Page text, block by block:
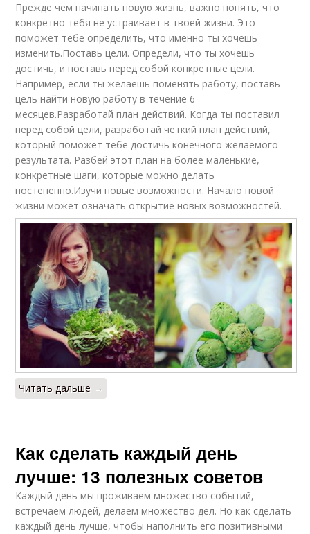
Прежде чем начинать новую жизнь, важно понять, что
конкретно тебя не устраивает в твоей жизни. Это
поможет тебе определить, что именно ты хочешь
изменить.Поставь цели. Определи, что ты хочешь
достичь, и поставь перед собой конкретные цели.
Например, если ты желаешь поменять работу, поставь
цель найти новую работу в течение 6
месяцев.Разработай план действий. Когда ты поставил
перед собой цели, разработай четкий план действий,
который поможет тебе достичь конечного желаемого
результата. Разбей этот план на более маленькие,
конкретные шаги, которые можно делать
постепенно.Изучи новые возможности. Начало новой
жизни может означать открытие новых возможностей.
Читать дальше →
Как сделать каждый день
лучше: 13 полезных советов
Каждый день мы проживаем множество событий,
встречаем людей, делаем множество дел. Но как сделать
каждый день лучше, чтобы наполнить его позитивными